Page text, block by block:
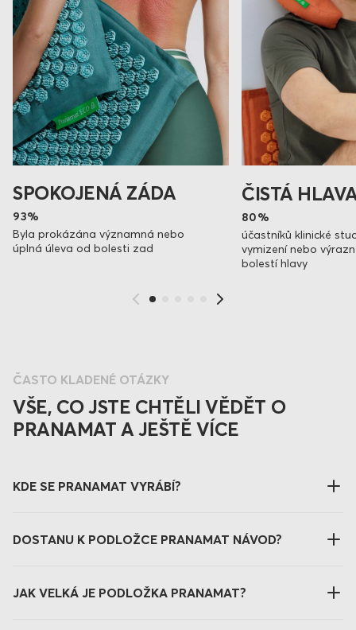
SPOKOJENÁ ZÁDA
93%
Byla prokázána významná nebo
úplná úleva od bolesti zad
ČISTÁ
80%
účastníků klinické
vymizení nebo
bolestí hlavy
ČASTO KLADENÉ OTÁZKY
VŠE, CO JSTE CHTĚLI VĚDĚT O
PRANAMAT A JEŠTĚ VÍCE
KDE SE PRANAMAT VYRÁBÍ?
DOSTANU K PODLOŽCE PRANAMAT NÁVOD?
JAK VELKÁ JE PODLOŽKA PRANAMAT?